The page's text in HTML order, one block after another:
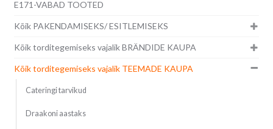
E171-VABAD TOOTED
Kõik PAKENDAMISEKS/ ESITLEMISEKS
Kõik torditegemiseks vajalik BRÄNDIDE KAUPA
Kõik torditegemiseks vajalik TEEMADE KAUPA
Cateringi tarvikud
Draakoni aastaks